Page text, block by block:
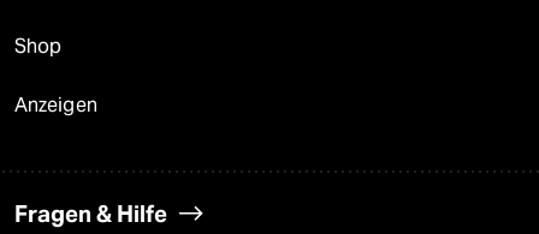
Shop
Anzeigen
Fragen & Hilfe